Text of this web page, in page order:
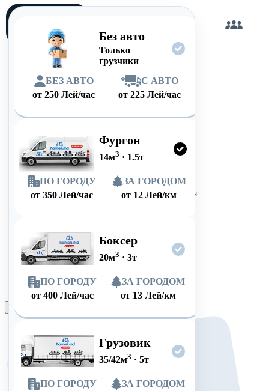
Без авто
Только
грузчики
БЕЗ АВТО
от250 Лей/час
*
С АВТО
от 225 Лей/час
Фургон
14м3 · 1.5т
ПО ГОРОДУ
от 350 Лей/час
ЗА ГОРОДОМ
от 12 Лей/км
Боксер
20м3 · 3т
ПО ГОРОДУ
от 400 Лей/час
ЗА ГОРОДОМ
от 13 Лей/км
Грузовик
35/42м3 · 5т
ПО ГОРОДУ
ЗА ГОРОДОМ
Оформить заказ